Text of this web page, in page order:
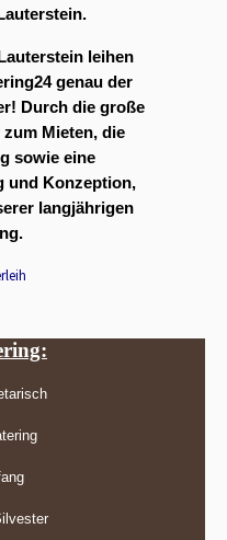
leihen
genau der
Durch die große
Mieten, die
sowie eine
und Konzeption,
langjährigen